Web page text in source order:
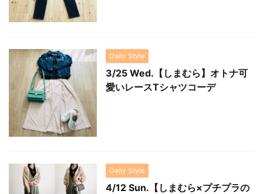
Daily Style
3/25 Wed.【しまむら】オトナ可
愛いレースTシャツコーデ
Daily Style
4/12 Sun.【しまむら×プチプラの